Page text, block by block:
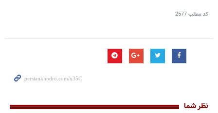
کد مطلب2577
نظر شما